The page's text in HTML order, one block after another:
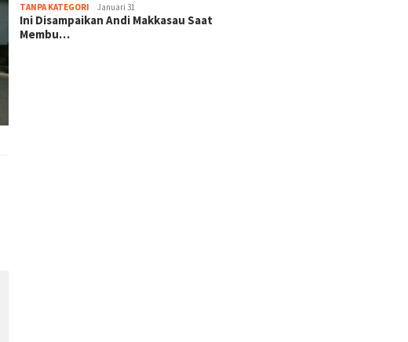
TANPA KATEGORI Januari 31
Ini Disampaikan Andi Makkasau Saat
Membu…